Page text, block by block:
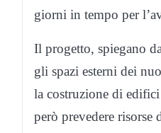
giorni in tempo per
Il progetto, spiegano
gli spazi esterni dei
la costruzione di
però prevedere risorse